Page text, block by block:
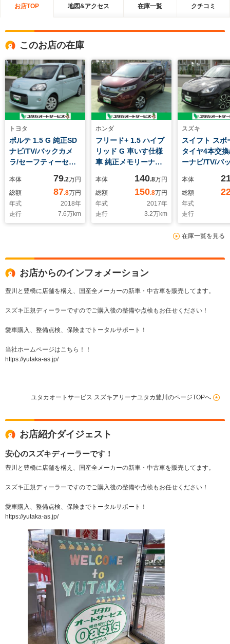
お店TOP 地図&アクセス 在庫一覧 クチコミ
このお店の在庫
トヨタ
ポルテ 1.5 G 純正SD
ナビ/TV/バックカメ
ラ/セーフティーセン
ア/プッシュスタート/
スマートキー/ETC/シ
ートヒーター/オート
マチックハイビーム/
フォグランプ
本体 79.2万円
総額
87.8万円
年式
2018年
走行
7.6万km
ホンダ
フリード+ 1.5 ハイブ
リッド G 車いす仕様
車 純正メモリーナ
両側パワースライドド
ア/ホンダセンシン
グ/ETC/スマートキー/
プッシュスター
ト/LEDヘッドライト/
本体 140.8万円
総額
150.8万円
年式
2017年
走行
3.2万km
スズキ
スイフト スポ
タイヤ4本交
ーナビ/TV/バ
オートエアコ
ートキー/
ッドライト/フ
ンプ/シートヒ
本体
総額
年式
走行
在庫一覧を見る
お店からのインフォメーション
豊川と豊橋に店舗を構え、国産全メーカーの新車・中古車を販売してます。
スズキ正規ディーラーですのでご購入後の整備や点検もお任せください！
愛車購入、整備点検、保険までトータルサポート！
当社ホームページはこちら！！
https://yutaka-as.jp/
ユタカオートサービス スズキアリーナユタカ豊川のページTOPへ
お店紹介ダイジェスト
安心のスズキディーラーです！
豊川と豊橋に店舗を構え、国産全メーカーの新車・中古車を販売してます。
スズキ正規ディーラーですのでご購入後の整備や点検もお任せください！
愛車購入、整備点検、保険までトータルサポート！
https://yutaka-as.jp/